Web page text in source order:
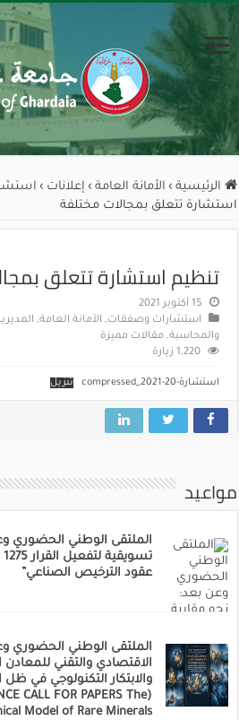
الرئيسية › الأمانة العامة › إعلانات ›
استشارة تتعلق بمجالات مختلفة
تنظيم استشارة تتعلق
15 أكتوبر 2021
استشارات وصفقات, الأمانة العامة,
والمحاسبة, مقالات مميزة
1,220 زيارة
استشارة-20-2021_compressed تنزيل
مواعيد
الملتقى الوطني الحضوري
عقود الترخيص الصناعي”
الملتقى الوطني الحضوري
الاقتصادي والتقني للمعادن
والابتكار التكنولوجي في ظل
CALL FOR PAPERS The
Model of Rare Minerals